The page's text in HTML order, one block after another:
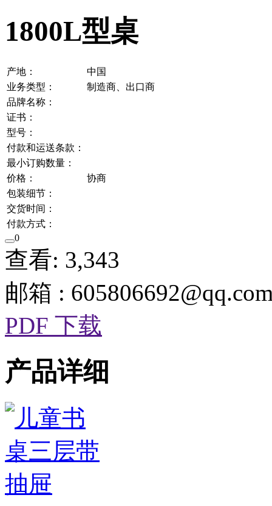
1800L型桌
产地：
中国
业务类型：
制造商、出口商
品牌名称：
证书：
型号：
付款和运送条款：
最小订购数量：
价格：
协商
包装细节：
交货时间：
付款方式：
0
查看: 3,343
邮箱 :
PDF 下载
产品详细